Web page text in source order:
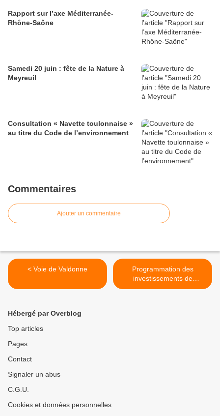
Rapport sur l’axe Méditerranée-
Rhône-Saône
Samedi 20 juin : fête de la Nature à
Meyreuil
Consultation « Navette toulonnaise »
au titre du Code de l’environnement
Commentaires
Ajouter un commentaire
< Voie de Valdonne
Programmation des
investissements de
transports >
Hébergé par Overblog
Top articles
Pages
Contact
Signaler un abus
C.G.U.
Cookies et données personnelles